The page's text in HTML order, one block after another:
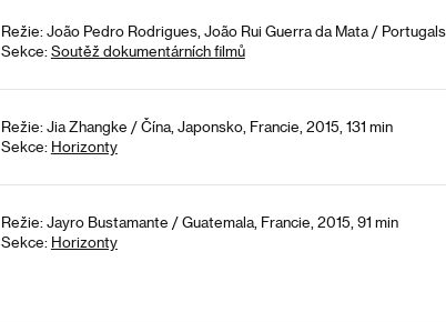
Režie: João Pedro Rodrigues, João Rui Guerra da Mata /
Sekce: Soutěž dokumentárních filmů
Režie: Jia Zhangke / Čína, Japonsko, Francie, 2015, 131 min
Sekce: Horizonty
Režie: Jayro Bustamante / Guatemala, Francie, 2015, 91 min
Sekce: Horizonty